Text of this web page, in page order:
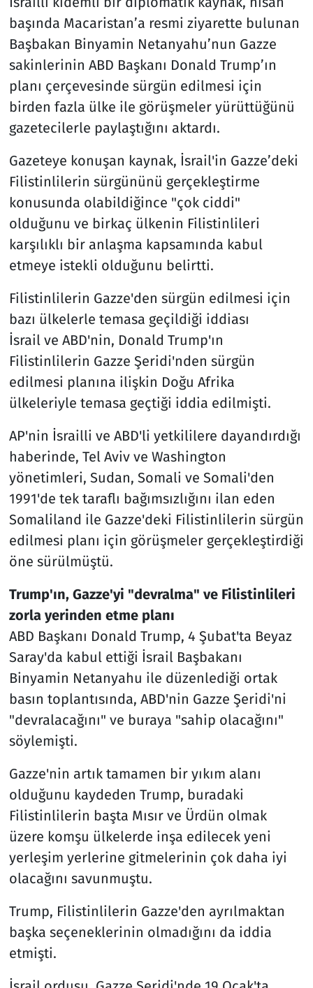
başında Macaristan’a resmi ziyarette bulunan
Başbakan Binyamin Netanyahu’nun Gazze
sakinlerinin ABD Başkanı Donald Trump’ın
planı çerçevesinde sürgün edilmesi için
birden fazla ülke ile görüşmeler yürüttüğünü
gazetecilerle paylaştığını aktardı.
Gazeteye konuşan kaynak, İsrail'in Gazze’deki
Filistinlilerin sürgününü gerçekleştirme
konusunda olabildiğince "çok ciddi"
olduğunu ve birkaç ülkenin Filistinlileri
karşılıklı bir anlaşma kapsamında kabul
etmeye istekli olduğunu belirtti.
Filistinlilerin Gazze'den sürgün edilmesi için
bazı ülkelerle temasa geçildiği iddiası
İsrail ve ABD'nin, Donald Trump'ın
Filistinlilerin Gazze Şeridi'nden sürgün
edilmesi planına ilişkin Doğu Afrika
ülkeleriyle temasa geçtiği iddia edilmişti.
AP'nin İsrailli ve ABD'li yetkililere dayandırdığı
haberinde, Tel Aviv ve Washington
yönetimleri, Sudan, Somali ve Somali'den
1991'de tek taraflı bağımsızlığını ilan eden
Somaliland ile Gazze'deki Filistinlilerin sürgün
edilmesi planı için görüşmeler gerçekleştirdiği
öne sürülmüştü.
Trump'ın, Gazze'yi "devralma" ve Filistinlileri
zorla yerinden etme planı
ABD Başkanı Donald Trump, 4 Şubat'ta Beyaz
Saray'da kabul ettiği İsrail Başbakanı
Binyamin Netanyahu ile düzenlediği ortak
basın toplantısında, ABD'nin Gazze Şeridi'ni
"devralacağını" ve buraya "sahip olacağını"
söylemişti.
Gazze'nin artık tamamen bir yıkım alanı
olduğunu kaydeden Trump, buradaki
Filistinlilerin başta Mısır ve Ürdün olmak
üzere komşu ülkelerde inşa edilecek yeni
yerleşim yerlerine gitmelerinin çok daha iyi
olacağını savunmuştu.
Trump, Filistinlilerin Gazze'den ayrılmaktan
başka seçeneklerinin olmadığını da iddia
etmişti.